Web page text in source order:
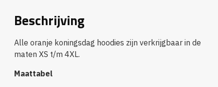
Beschrijving
Alle oranje koningsdag hoodies zijn verkrijgbaar in de
maten XS t/m 4XL.
Maattabel